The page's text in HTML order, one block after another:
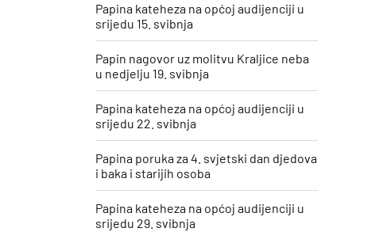
Papina kateheza na općoj audijenciji u
srijedu 15. svibnja
Papin nagovor uz molitvu Kraljice neba
u nedjelju 19. svibnja
Papina kateheza na općoj audijenciji u
srijedu 22. svibnja
Papina poruka za 4. svjetski dan djedova
i baka i starijih osoba
Papina kateheza na općoj audijenciji u
srijedu 29. svibnja